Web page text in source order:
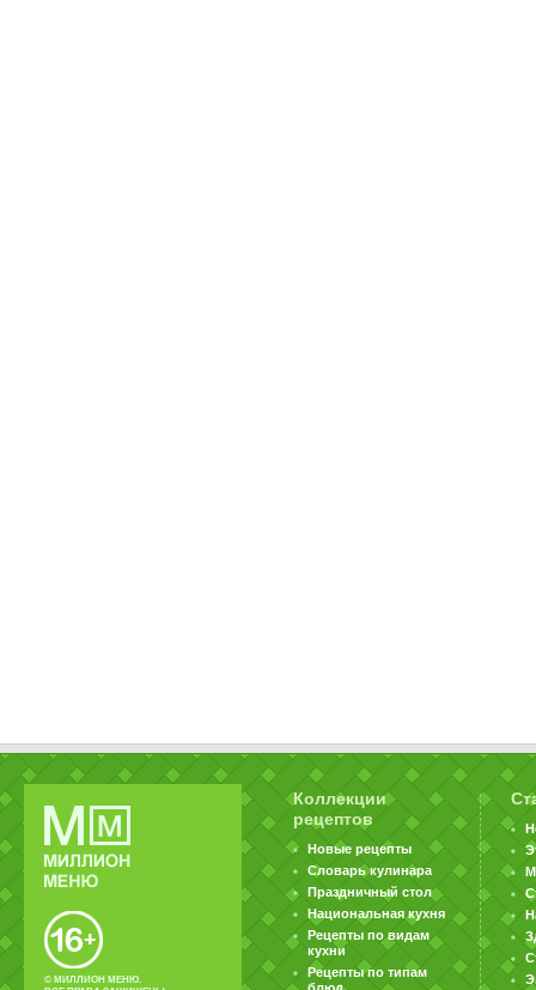
© МИЛЛИОН МЕНЮ.
Коллекции
рецептов
Новые рецепты
Словарь кулинара
Праздничный стол
Национальная кухня
Рецепты по видам
кухни
Рецепты по типам